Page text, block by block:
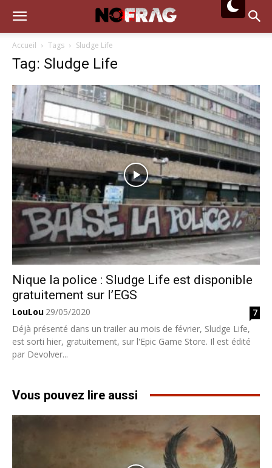
Accueil Tags Sludge Life
Tag: Sludge Life
Nique la police : Sludge Life est disponible
gratuitement sur l’EGS
LouLou 29/05/2020
7
Déjà présenté dans un trailer au mois de février, Sludge Life,
est sorti hier, gratuitement, sur l'Epic Game Store. Il est édité
par Devolver...
Vous pouvez lire aussi